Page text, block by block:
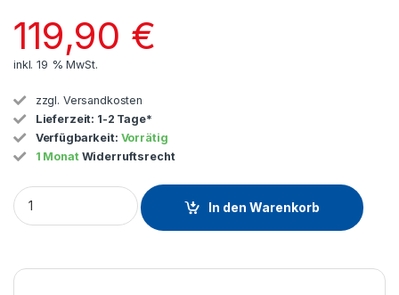
119,90 €
inkl. 19 % MwSt.
zzgl. Versandkosten
Lieferzeit: 1-2 Tage*
Verfügbarkeit: Vorrätig
1 Monat Widerruftsrecht
In den Warenkorb